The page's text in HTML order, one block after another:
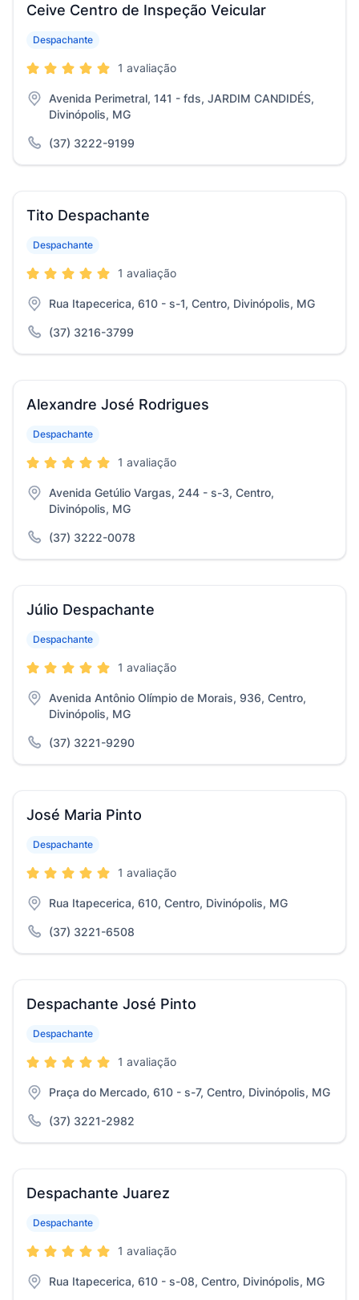
Ceive Centro de Inspeção Veicular
Despachante
1 avaliação
Avenida Perimetral, 141 - fds, JARDIM CANDIDÉS,
Divinópolis, MG
(37) 3222-9199
Tito Despachante
Despachante
1 avaliação
Rua Itapecerica, 610 - s-1, Centro, Divinópolis, MG
(37) 3216-3799
Alexandre José Rodrigues
Despachante
1 avaliação
Avenida Getúlio Vargas, 244 - s-3, Centro,
Divinópolis, MG
(37) 3222-0078
Júlio Despachante
Despachante
1 avaliação
Avenida Antônio Olímpio de Morais, 936, Centro,
Divinópolis, MG
(37) 3221-9290
José Maria Pinto
Despachante
1 avaliação
Rua Itapecerica, 610, Centro, Divinópolis, MG
(37) 3221-6508
Despachante José Pinto
Despachante
1 avaliação
Praça do Mercado, 610 - s-7, Centro, Divinópolis, MG
(37) 3221-2982
Despachante Juarez
Despachante
1 avaliação
Rua Itapecerica, 610 - s-08, Centro, Divinópolis, MG